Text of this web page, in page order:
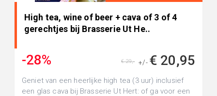
High tea, wine of beer + cava of 3 of 4
gerechtjes bij Brasserie Ut He..
-28% +/- € 20,95
€ 29,-
Geniet van een heerlijke high tea (3 uur) inclusief
een glas cava bij Brasserie Ut Hert: of ga voor een